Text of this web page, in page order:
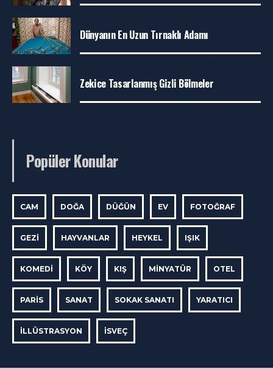
Dünyanın En Uzun Tırnaklı Adamı
Zekice Tasarlanmış Gizli Bölmeler
Popüler Konular
CAM DOĞA DÜĞÜN EV FOTOĞRAF
GEZI HAYVANLAR HEYKEL IŞIK
KOMEDI KÖY KIŞ MINYATÜR OTEL
PARIS SANAT SOKAK SANATI YARATICI
İLLÜSTRASYON İSVEÇ